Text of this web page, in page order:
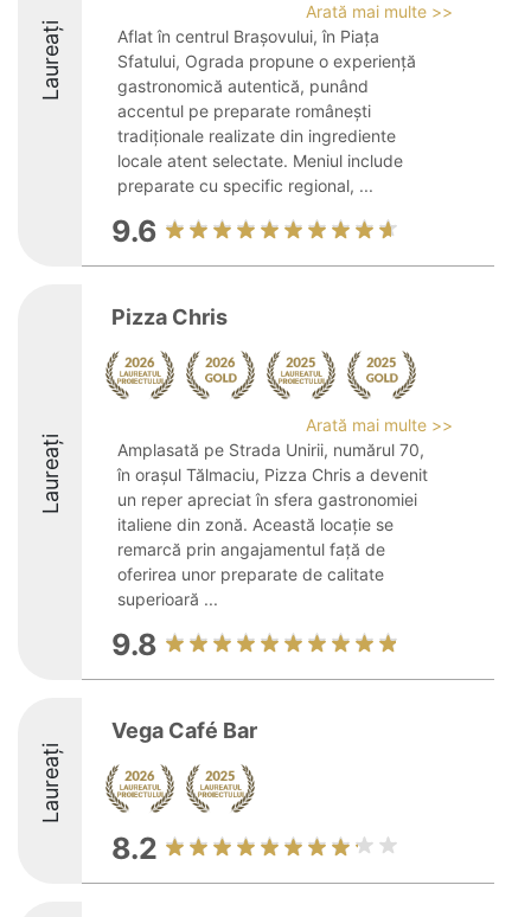
Laureați
Arată mai multe >>
Aflat în centrul Brașovului, în Piața
Sfatului, Ograda propune o experiență
gastronomică autentică, punând
accentul pe preparate românești
tradiționale realizate din ingrediente
locale atent selectate. Meniul include
preparate cu specific regional, ...
9.6
Laureați
Pizza Chris
Arată mai multe >>
Amplasată pe Strada Unirii, numărul 70,
în orașul Tălmaciu, Pizza Chris a devenit
un reper apreciat în sfera gastronomiei
italiene din zonă. Această locație se
remarcă prin angajamentul față de
oferirea unor preparate de calitate
superioară ...
9.8
Laureați
Vega Café Bar
8.2